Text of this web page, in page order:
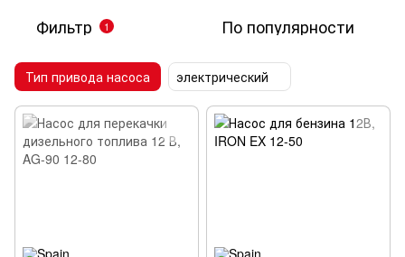
Фильтр 1 По популярности
Тип привода насоса электрический